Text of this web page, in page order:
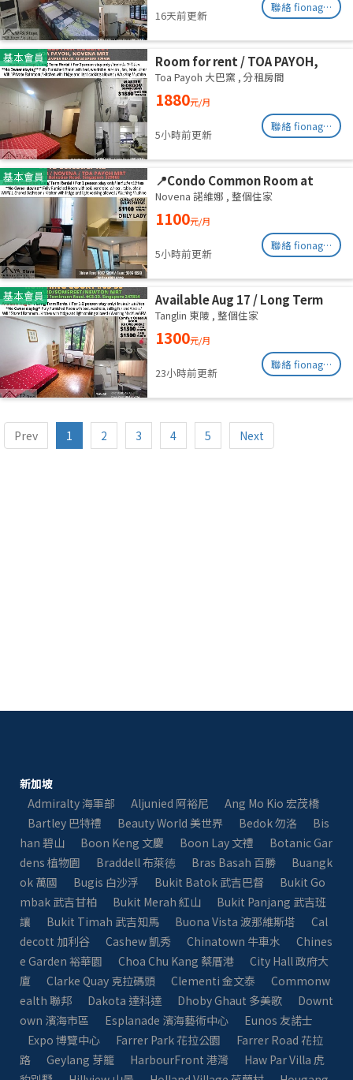
16天前更新
聯絡 fionag@transinex.com.sg
基本會員
Room for rent / TOA PAYOH,
NOVENA MRT / Master room /
1pax stay / Available Sept 2
Toa Payoh 大巴窯 , 分租房間
1880元/月
5小時前更新
聯絡 fionag@transinex.com.sg
基本會員
📍Condo Common Room at
Balestier - Available
Immediately
Novena 諾維娜 , 整個住家
1100元/月
5小時前更新
聯絡 fionag@transinex.com.sg
基本會員
Available Aug 17 / Long Term
Rental / For 1-2 person stay
only / Include utilities
Tanglin 東陵 , 整個住家
1300元/月
23小時前更新
聯絡 fionag@transinex.com.sg
Prev 1 2 3 4 5 Next
新加坡
Admiralty 海軍部
Aljunied 阿裕尼
Ang Mo Kio 宏茂橋
Bartley 巴特禮
Beauty World 美世界 Bedok 勿洛
Bis
han 碧山
Boon Keng 文慶 Boon Lay 文禮
Botanic Gar
dens 植物園
Braddell 布萊徳 Bras Basah 百勝
Buangk
ok 萬國
Bugis 白沙浮 Bukit Batok 武吉巴督
Bukit Go
mbak 武吉甘柏
Bukit Merah 紅山
Bukit Panjang 武吉班
讓
Bukit Timah 武吉知馬 Buona Vista 波那維斯塔
Cal
decott 加利谷
Cashew 凱秀 Chinatown 牛車水
Chines
e Garden 裕華園
Choa Chu Kang 蔡厝港
City Hall 政府大
廈
Clarke Quay 克拉碼頭 Clementi 金文泰​​
Commonw
ealth 聯邦
Dakota 達科達 Dhoby Ghaut 多美歌
Downt
own 濱海市區
Esplanade 濱海藝術中心
Eunos 友諾士
Expo 博覽中心
Farrer Park 花拉公園
Farrer Road 花拉
路
Geylang 芽籠 HarbourFront 港灣
Haw Par Villa 虎